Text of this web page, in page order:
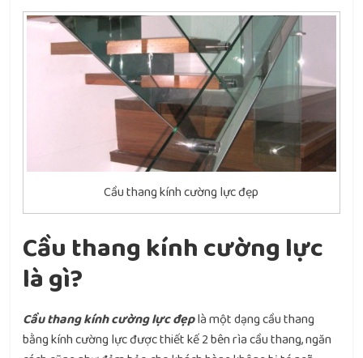
Cầu thang kính cường lực đẹp
Cầu thang kính cường lực
là gì?
Cầu thang kính cường lực đẹplà một dạng cầu thang
bằng kính cường lực được thiết kế 2 bên rìa cầu thang, ngăn